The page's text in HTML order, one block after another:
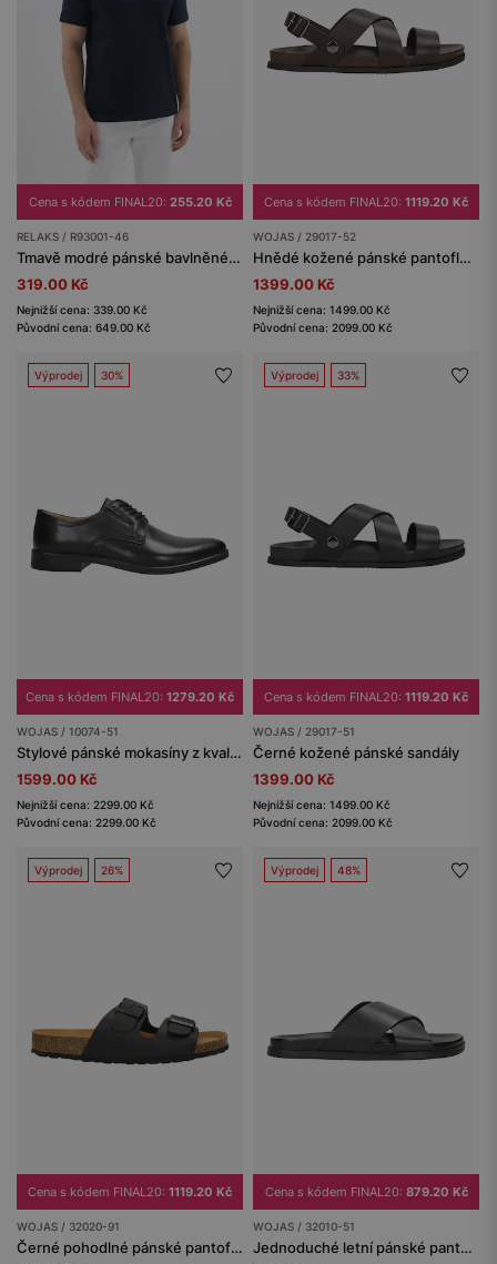
Cena s kódem FINAL20: 255.20 Kč
RELAKS / R93001-46
Tmavě modré pánské bavlněné tričko RELAKS
319.00 Kč
Nejnižší cena: 339.00 Kč
Původní cena: 649.00 Kč
Cena s kódem FINAL20: 1119.20 Kč
WOJAS / 29017-52
Hnědé kožené pánské pantofle-sandály s odnímatelným páskem 2v1
1399.00 Kč
Nejnižší cena: 1499.00 Kč
Původní cena: 2099.00 Kč
Výprodej 30%
Cena s kódem FINAL20: 1279.20 Kč
WOJAS / 10074-51
Stylové pánské mokasíny z kvalitní lícové kůže
1599.00 Kč
Nejnižší cena: 2299.00 Kč
Původní cena: 2299.00 Kč
Výprodej 33%
Cena s kódem FINAL20: 1119.20 Kč
WOJAS / 29017-51
Černé kožené pánské sandály
1399.00 Kč
Nejnižší cena: 1499.00 Kč
Původní cena: 2099.00 Kč
Výprodej 26%
Cena s kódem FINAL20: 1119.20 Kč
WOJAS / 32020-91
Černé pohodlné pánské pantofle na korkové podrážce
Výprodej 48%
Cena s kódem FINAL20: 879.20 Kč
WOJAS / 32010-51
Jednoduché letní pánské pantofle z černé kůže